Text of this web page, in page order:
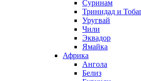
Суринам
Тринидад и
Уругвай
Чили
Эквадор
Ямайка
Африка
Ангола
Белиз